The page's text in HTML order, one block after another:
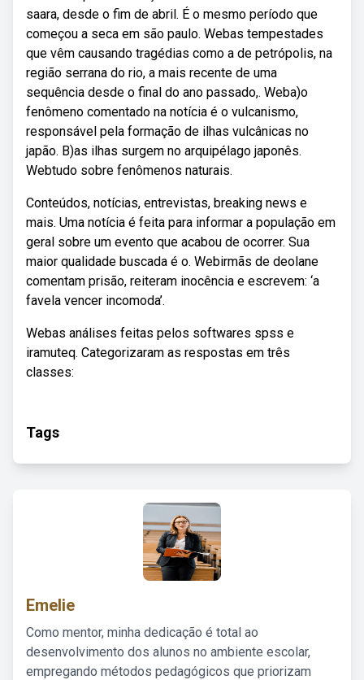
saara, desde o fim de abril. É o mesmo período que
começou a seca em são paulo. Webas tempestades
que vêm causando tragédias como a de petrópolis, na
região serrana do rio, a mais recente de uma
sequência desde o final do ano passado,. Weba)o
fenômeno comentado na notícia é o vulcanismo,
responsável pela formação de ilhas vulcânicas no
japão. B)as ilhas surgem no arquipélago japonês.
Webtudo sobre fenômenos naturais.
Conteúdos, notícias, entrevistas, breaking news e
mais. Uma notícia é feita para informar a população em
geral sobre um evento que acabou de ocorrer. Sua
maior qualidade buscada é o. Webirmãs de deolane
comentam prisão, reiteram inocência e escrevem: ‘a
favela vencer incomoda’.
Webas análises feitas pelos softwares spss e
iramuteq. Categorizaram as respostas em três
classes:
Tags
Emelie
Como mentor, minha dedicação é total ao
desenvolvimento dos alunos no ambiente escolar,
empregando métodos pedagógicos que priorizam